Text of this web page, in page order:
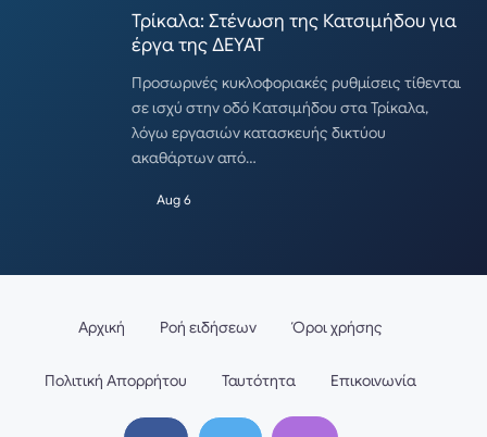
Τρίκαλα: Στένωση της Κατσιμήδου για
έργα της ΔΕΥΑΤ
Προσωρινές κυκλοφοριακές ρυθμίσεις τίθενται
σε ισχύ στην οδό Κατσιμήδου στα Τρίκαλα,
λόγω εργασιών κατασκευής δικτύου
ακαθάρτων από…
Aug 6
Αρχική Ροή ειδήσεων Όροι χρήσης
Πολιτική Απορρήτου Ταυτότητα Επικοινωνία